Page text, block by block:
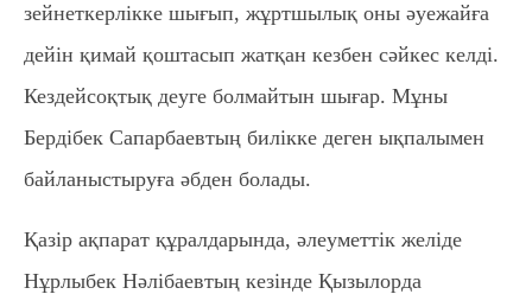
зейнеткерлікке шығып, жұртшылық оны әуежайға
дейін қимай қоштасып жатқан кезбен сәйкес келді.
Кездейсоқтық деуге болмайтын шығар. Мұны
Бердібек Сапарбаевтың билікке деген ықпалымен
байланыстыруға әбден болады.
Қазір ақпарат құралдарында, әлеуметтік желіде
Нұрлыбек Нәлібаевтың кезінде Қызылорда